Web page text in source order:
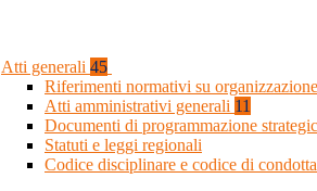
Atti generali 45
Riferimenti normativi su
Atti amministrativi generali 11
Documenti di programmazione
Statuti e leggi regionali
Codice disciplinare e codice di condotta